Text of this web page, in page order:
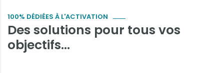
100% DÉDIÉES À L'ACTIVATION
Des solutions pour tous vos
objectifs...